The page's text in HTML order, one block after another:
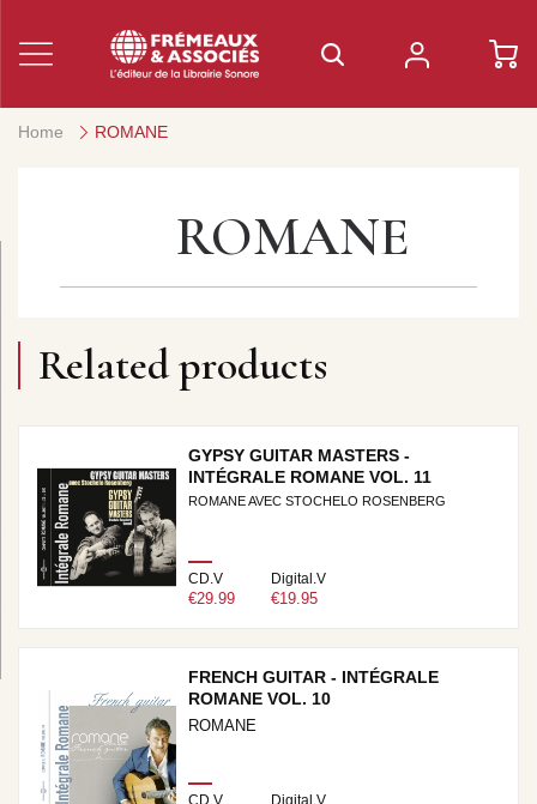
Home ROMANE
ROMANE
Related products
GYPSY GUITAR MASTERS -
INTÉGRALE ROMANE VOL. 11
ROMANE AVEC STOCHELO ROSENBERG
CD.V
€29.99
Digital.V
€19.95
FRENCH GUITAR - INTÉGRALE
ROMANE VOL. 10
ROMANE
CD.V Digital.V